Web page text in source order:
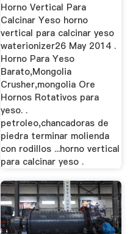
Horno Vertical Para
Calcinar Yeso horno
vertical para calcinar yeso
waterionizer26 May 2014 .
Horno Para Yeso
Barato,Mongolia
Crusher,mongolia Ore
Hornos Rotativos para
yeso. .
petroleo,chancadoras de
piedra terminar molienda
con rodillos ...horno vertical
para calcinar yeso .